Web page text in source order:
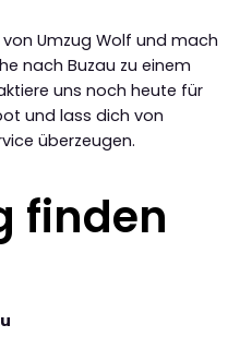
Umzug Wolf und mach
nach Buzau zu einem
uns noch heute für
und lass dich von
überzeugen.
finden